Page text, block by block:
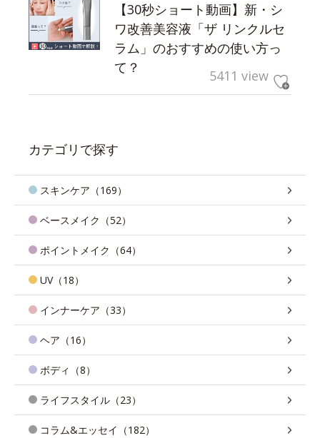
【30秒ショート動画】新・シ
ワ改善美容液「ザ リンクルセ
ラム」のおすすめの使い方っ
て？
5411 view
カテゴリで探す
スキンケア（169）
ベースメイク（52）
ポイントメイク（64）
UV（18）
インナーケア（33）
ヘア（16）
ボディ（8）
ライフスタイル（23）
コラム&エッセイ（182）